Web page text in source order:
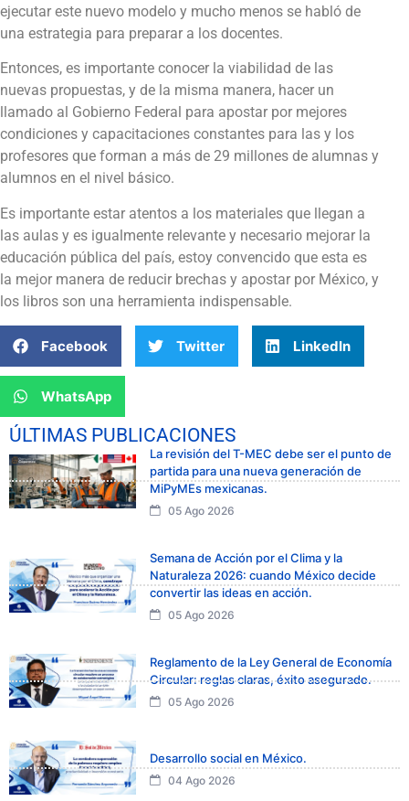
ejecutar este nuevo modelo y mucho menos se habló de
una estrategia para preparar a los docentes.
Entonces, es importante conocer la viabilidad de las
nuevas propuestas, y de la misma manera, hacer un
llamado al Gobierno Federal para apostar por mejores
condiciones y capacitaciones constantes para las y los
profesores que forman a más de 29 millones de alumnas y
alumnos en el nivel básico.
Es importante estar atentos a los materiales que llegan a
las aulas y es igualmente relevante y necesario mejorar la
educación pública del país, estoy convencido que esta es
la mejor manera de reducir brechas y apostar por México, y
los libros son una herramienta indispensable.
Facebook Twitter LinkedIn
WhatsApp
ÚLTIMAS PUBLICACIONES
La revisión del T-MEC debe ser el punto de
partida para una nueva generación de
MiPyMEs mexicanas.
05 Ago 2026
Semana de Acción por el Clima y la
Naturaleza 2026: cuando México decide
convertir las ideas en acción.
05 Ago 2026
Reglamento de la Ley General de Economía
Circular: reglas claras, éxito asegurado.
05 Ago 2026
Desarrollo social en México.
04 Ago 2026